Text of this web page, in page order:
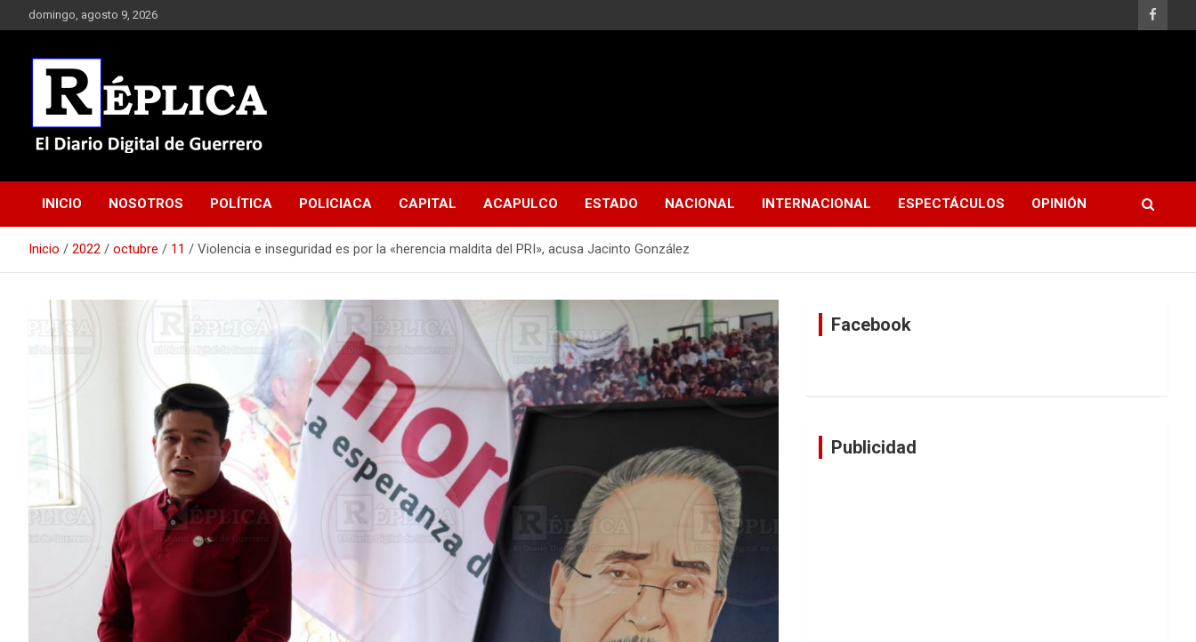
al
domingo, agosto 9, 2026
Réplica
INICIO NOSOTROS POLÍTICA POLICIACA CAPITAL ACAPULCO ESTADO NACIONAL INTERNACIONAL ESPECTÁCULOS OPINIÓN
Inicio 2022 octubre 11 Violencia e inseguridad es por la «herencia maldita del PRI», acusa Jacinto González
Facebook
Publicidad